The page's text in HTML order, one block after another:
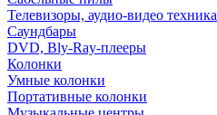
Телевизоры, аудио-видео техника
Саундбары
DVD, Bly-Ray-плееры
Колонки
Умные колонки
Портативные колонки